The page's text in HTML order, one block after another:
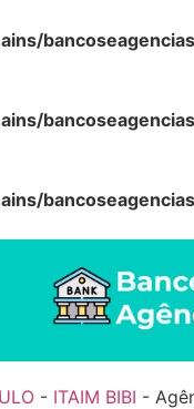
- ITAIM BIBI -